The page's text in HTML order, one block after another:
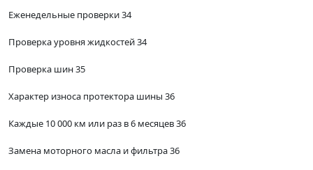
Еженедельные проверки 34
Проверка уровня жидкостей 34
Проверка шин 35
Характер износа протектора шины 36
Каждые 10 000 км или раз в 6 месяцев 36
Замена моторного масла и фильтра 36